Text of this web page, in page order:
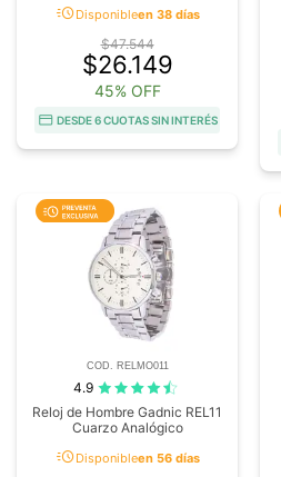
acuteDisponibleen 38 días
$47.544
$26.149
45% OFF
DESDE 6 CUOTAS SIN INTERÉS
COD. RELMO011
4.9
Reloj de Hombre Gadnic REL11
Cuarzo Analógico
acuteDisponibleen 56 días